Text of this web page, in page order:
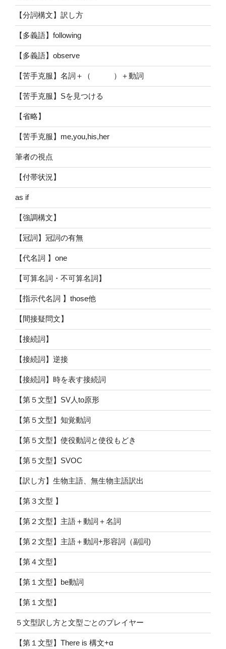
【分詞構文】訳し方
【多義語】following
【多義語】observe
【苦手克服】名詞＋（ ）＋動詞
【苦手克服】Sを見つける
【省略】
【苦手克服】me,you,his,her
筆者の視点
【付帯状況】
as if
【強調構文】
【冠詞】冠詞の有無
【代名詞 】one
【可算名詞・不可算名詞】
【指示代名詞 】those他
【間接疑問文】
【接続詞】
【接続詞】逆接
【接続詞】時を表す接続詞
【第５文型】SV人to原形
【第５文型】知覚動詞
【第５文型】使役動詞と使役もどき
【第５文型】SVOC
【訳し方】生物主語、無生物主語訳出
【第３文型 】
【第２文型】主語＋動詞＋名詞
【第２文型】主語＋動詞+形容詞（副詞)
【第４文型】
【第１文型】be動詞
【第１文型】
５文型訳し方と文型ごとのプレイヤー
【第１文型】There is 構文+α